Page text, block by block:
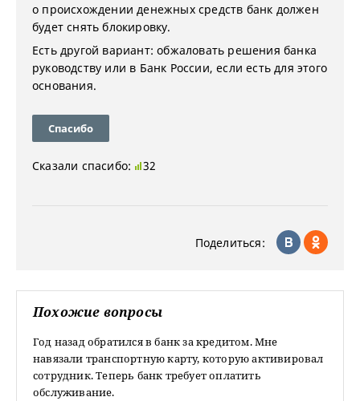
о происхождении денежных средств банк должен
будет снять блокировку.
Есть другой вариант: обжаловать решения банка
руководству или в Банк России, если есть для этого
основания.
Спасибо
Сказали спасибо: 32
Поделиться:
Похожие вопросы
Год назад обратился в банк за кредитом. Мне
навязали транспортную карту, которую активировал
сотрудник. Теперь банк требует оплатить
обслуживание.